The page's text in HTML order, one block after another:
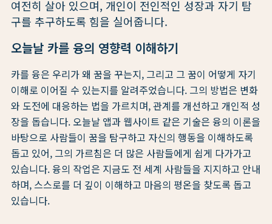
여전히 살아 있으며, 개인이 전인적인 성장과 자기 탐
구를 추구하도록 힘을 실어줍니다.
오늘날 카를 융의 영향력 이해하기
카를 융은 우리가 왜 꿈을 꾸는지, 그리고 그 꿈이 어떻게 자기
이해로 이어질 수 있는지를 알려주었습니다. 그의 방법은 변화
와 도전에 대응하는 법을 가르치며, 관계를 개선하고 개인적 성
장을 돕습니다. 오늘날 앱과 웹사이트 같은 기술은 융의 이론을
바탕으로 사람들이 꿈을 탐구하고 자신의 행동을 이해하도록
돕고 있어, 그의 가르침은 더 많은 사람들에게 쉽게 다가가고
있습니다. 융의 작업은 지금도 전 세계 사람들을 지지하고 안내
하며, 스스로를 더 깊이 이해하고 마음의 평온을 찾도록 돕고
있습니다.